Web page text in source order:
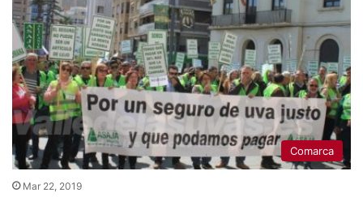
Comarca
Mar 22, 2019